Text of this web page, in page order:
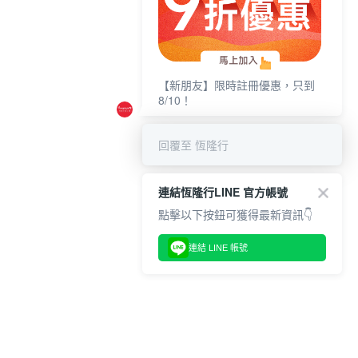
【新朋友】限時註冊優惠，只到
8/10！
回覆至 恆隆行
連結恆隆行LINE 官方帳號
點擊以下按鈕可獲得最新資訊👇
連結 LINE 帳號